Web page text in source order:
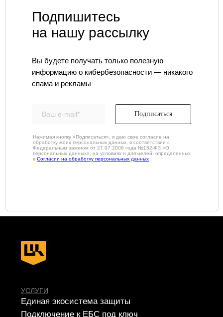
Подпишитесь
на нашу рассылку
Вы будете получать только полезную
информацию о кибербезопасности — никакого
спама и рекламы
Нажимая кнопку «Подписаться», я даю свое согласие на
обработку моих персональных данных, в соответствии с
Федеральным законом от 27.07.2006 года №152-ФЗ «О
персональных данных», на условиях и для целей, определенных
в Согласии на обработку персональных данных
Подписаться
+7 (343) 379-98-34
© 2026 ООО «УЦСБ». Все права защищены.
НОВОСТИ
FAQ ИБ
Вебинары
О ЦЕНТРЕ
Партнеры
Контакты